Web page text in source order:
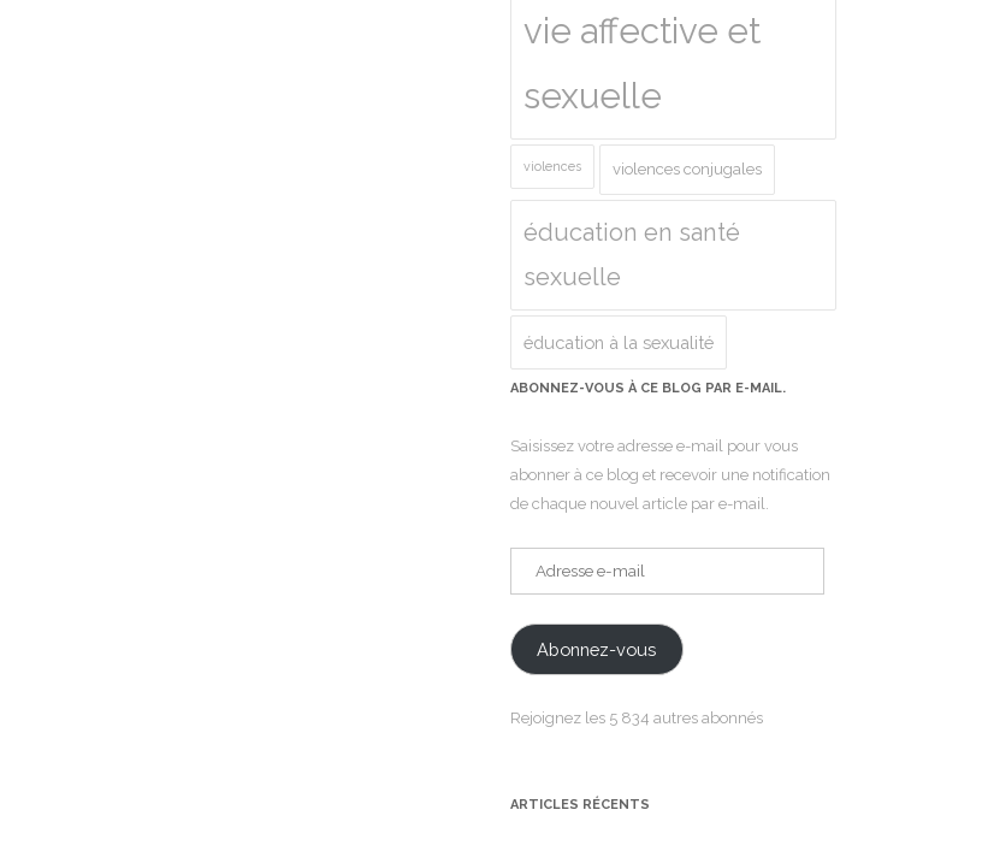
vie affective et
sexuelle
violences violences conjugales
éducation en santé
sexuelle
éducation à la sexualité
ABONNEZ-VOUS À CE BLOG PAR E-MAIL.
Saisissez votre adresse e-mail pour vous
abonner à ce blog et recevoir une notification
de chaque nouvel article par e-mail.
Adresse
e-
Abonnez-vous
Rejoignez les 5 834 autres abonnés
ARTICLES RÉCENTS